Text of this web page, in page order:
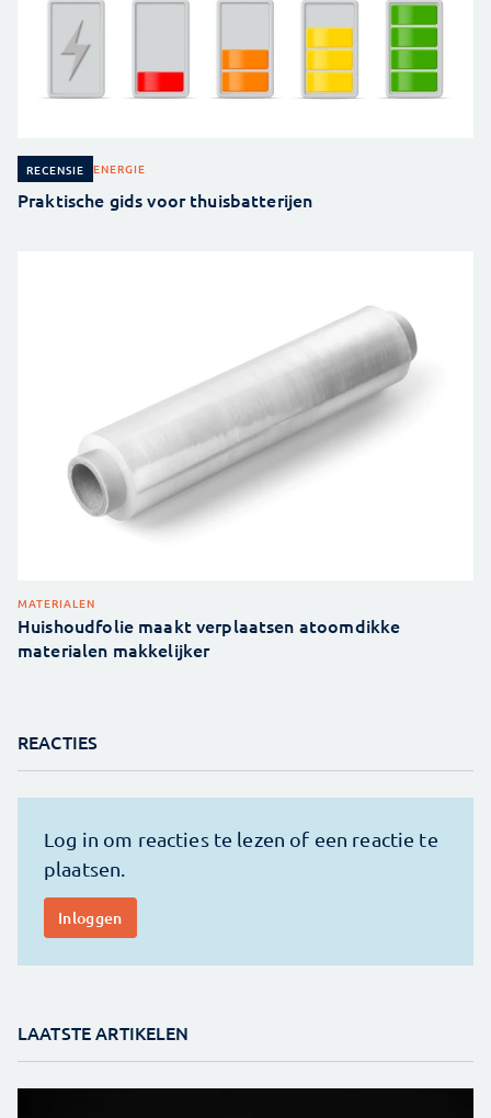
RECENSIE ENERGIE
Praktische gids voor thuisbatterijen
MATERIALEN
Huishoudfolie maakt verplaatsen atoomdikke
materialen makkelijker
REACTIES
LAATSTE ARTIKELEN